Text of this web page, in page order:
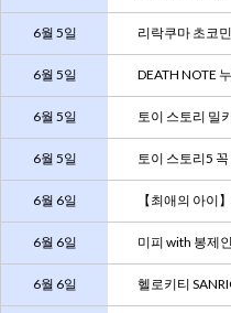
6월 5일 리락쿠마 초코
6월 5일 DEATH NOTE
6월 5일 토이 스토리 밀
6월 5일 토이 스토리5
6월 6일 【최애의 아이
6월 6일 미피 with 봉제
6월 6일 헬로키티